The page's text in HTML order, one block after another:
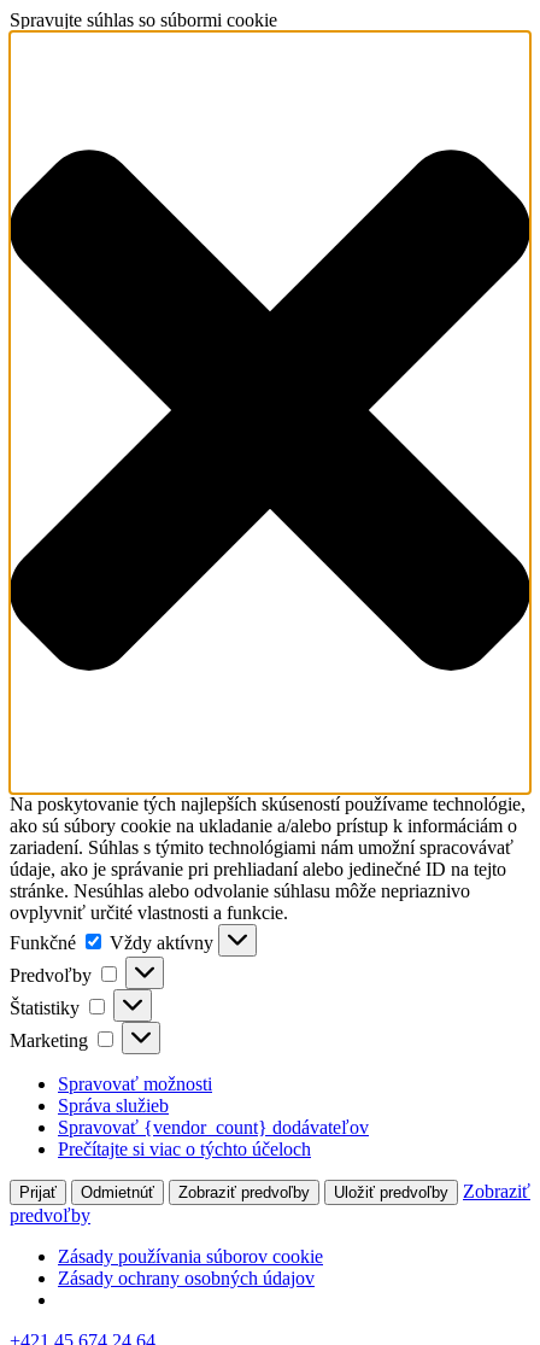
Spravujte súhlas so súbormi cookie
Na poskytovanie tých najlepších skúseností používame technológie,
ako sú súbory cookie na ukladanie a/alebo prístup k informáciám o
zariadení. Súhlas s týmito technológiami nám umožní spracovávať
údaje, ako je správanie pri prehliadaní alebo jedinečné ID na tejto
stránke. Nesúhlas alebo odvolanie súhlasu môže nepriaznivo
ovplyvniť určité vlastnosti a funkcie.
Funkčné
Funkčné
Vždy aktívny
Predvoľby
Predvoľby
Štatistiky
Štatistiky
Marketing
Marketing
Spravovať možnosti
Správa služieb
Spravovať {vendor_count} dodávateľov
Prečítajte si viac o týchto účeloch
Prijať Odmietnúť Zobraziť predvoľby Uložiť predvoľby
Zobraziť
predvoľby
Zásady používania súborov cookie
Zásady ochrany osobných údajov